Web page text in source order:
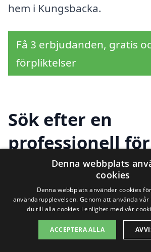
hem i Kungsbacka.
Få 3 erbjudanden, gratis
förpliktelser
Sök efter en
professionell för
balkong i andra
nära
Att hitta rätt hjälp för att
Denna webbplats
cookies
Denna webbplats använder cookies
användarupplevelsen. Genom att använda
du till alla cookies i enlighet med vår
ACCEPTERA ALLA